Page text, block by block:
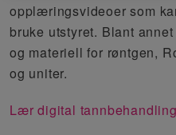
opplæringsvideoer som
bruke utstyret. Blant
og materiell for røntgen,
og uniter.
Lær digital